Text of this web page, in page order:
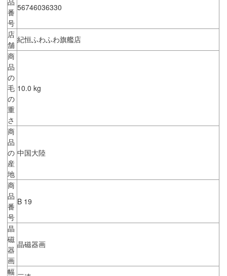
番
号
56746036330
店
舗
紀恒ふわふわ旗艦店
商
品
の
毛
の
重
さ
10.0 kg
商
品
の
産
地
中国大陸
商
品
番
号
B 19
晶
磁
器
画
晶磁器画
幅